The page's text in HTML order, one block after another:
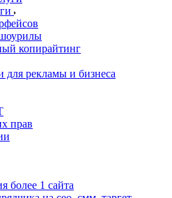
копирайтинг
рекламы и бизнеса
прав
более 1 сайта